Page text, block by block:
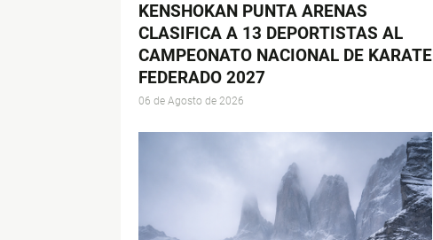
KENSHOKAN PUNTA ARENAS
CLASIFICA A 13 DEPORTISTAS AL
CAMPEONATO NACIONAL DE KARATE
FEDERADO 2027
06 de Agosto de 2026